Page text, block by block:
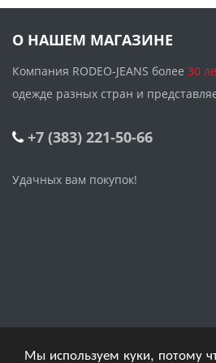
Мы используем куки, потому
О НАШЕМ МАГАЗИНЕ
Компания RODEO-JEANS более 30
одежде разных стран и
+7 (383) 221-50-66
Удачных вам покупок!